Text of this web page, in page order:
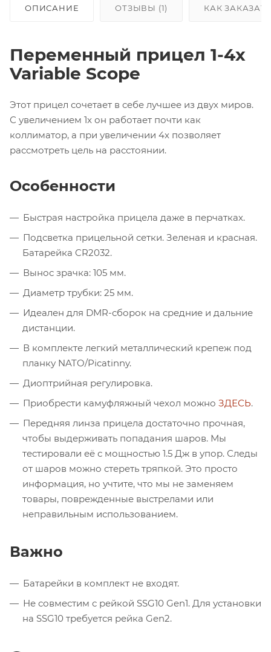
ОПИСАНИЕ ОТЗЫВЫ (1) КАК
Переменный прицел 1-4x
Variable Scope
Этот прицел сочетает в себе лучшее из двух миров.
С увеличением 1x он работает почти как
коллиматор, а при увеличении 4x позволяет
рассмотреть цель на расстоянии.
Особенности
Быстрая настройка прицела даже в перчатках.
Подсветка прицельной сетки. Зеленая и красная.
Батарейка CR2032.
Вынос зрачка: 105 мм.
Диаметр трубки: 25 мм.
Идеален для DMR-сборок на средние и дальние
дистанции.
В комплекте легкий металлический крепеж под
планку NATO/Picatinny.
Диоптрийная регулировка.
Приобрести камуфляжный чехол можно ЗДЕСЬ.
Передняя линза прицела достаточно прочная,
чтобы выдерживать попадания шаров. Мы
тестировали её с мощностью 1.5 Дж в упор. Следы
от шаров можно стереть тряпкой. Это просто
информация, но учтите, что мы не заменяем
товары, поврежденные выстрелами или
неправильным использованием.
Важно
Батарейки в комплект не входят.
Не совместим с рейкой SSG10 Gen1. Для установки
на SSG10 требуется рейка Gen2.